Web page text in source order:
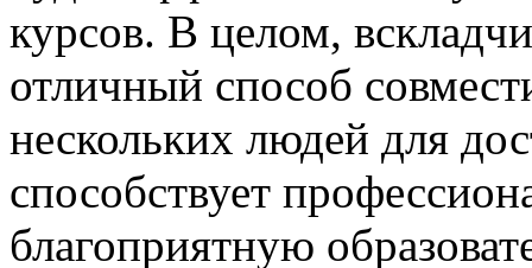
курсов. В целом,
отличный способ
нескольких людей для
способствует
благоприятную